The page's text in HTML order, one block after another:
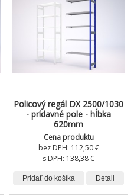
Policový regál DX 2500/1030
- prídavné pole - hĺbka
620mm
Cena produktu
bez DPH: 112,50 €
s DPH: 138,38 €
Pridať do košíka Detail